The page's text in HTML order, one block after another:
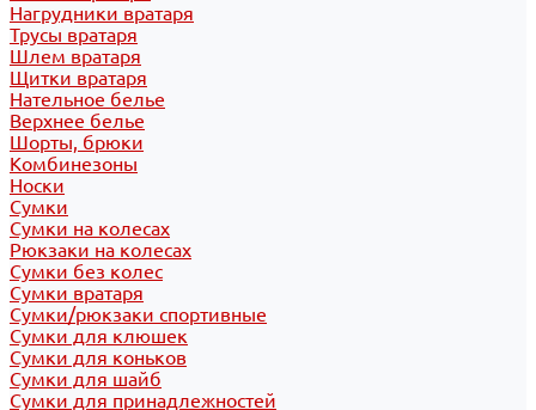
Нагрудники вратаря
Трусы вратаря
Шлем вратаря
Щитки вратаря
Нательное белье
Верхнее белье
Шорты, брюки
Комбинезоны
Носки
Сумки
Сумки на колесах
Рюкзаки на колесах
Сумки без колес
Сумки вратаря
Сумки/рюкзаки спортивные
Сумки для клюшек
Сумки для коньков
Сумки для шайб
Сумки для принадлежностей